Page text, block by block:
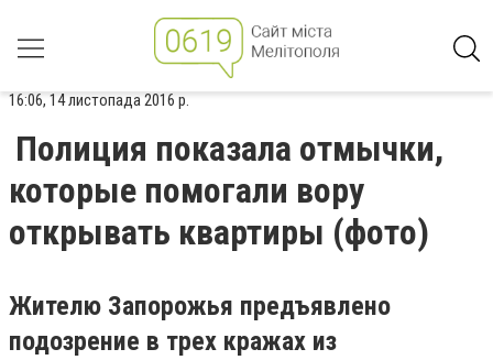
16:06, 14 листопада 2016 р.
Полиция показала отмычки,
которые помогали вору
открывать квартиры (фото)
Жителю Запорожья предъявлено
подозрение в трех кражах из